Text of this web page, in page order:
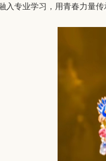
入专业学习，用青春力量